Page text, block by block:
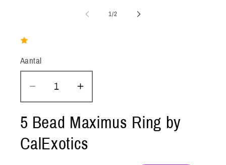
1/van
2
Aantal
Aantal
Aantal
verlagen
voor
Bead
Aantal
verhogen
voor
Bead
5 Bead Maximus Ring by
CalExotics